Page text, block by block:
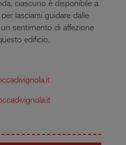
ciascuno è disponibile a
lasciarsi guidare dalle
sentimento di affezione
edificio.